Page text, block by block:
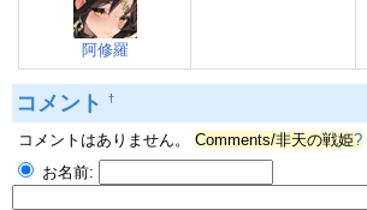
阿修羅
コメント †
コメントはありません。 Comments/非天の戦姫?
お名前: